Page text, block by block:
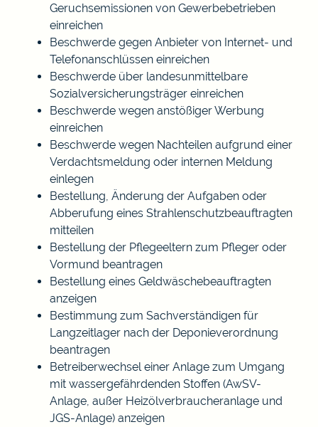
Geruchsemissionen von Gewerbebetrieben
einreichen
Beschwerde gegen Anbieter von Internet- und
Telefonanschlüssen einreichen
Beschwerde über landesunmittelbare
Sozialversicherungsträger einreichen
Beschwerde wegen anstößiger Werbung
einreichen
Beschwerde wegen Nachteilen aufgrund einer
Verdachtsmeldung oder internen Meldung
einlegen
Bestellung, Änderung der Aufgaben oder
Abberufung eines Strahlenschutzbeauftragten
mitteilen
Bestellung der Pflegeeltern zum Pfleger oder
Vormund beantragen
Bestellung eines Geldwäschebeauftragten
anzeigen
Bestimmung zum Sachverständigen für
Langzeitlager nach der Deponieverordnung
beantragen
Betreiberwechsel einer Anlage zum Umgang
mit wassergefährdenden Stoffen (AwSV-
Anlage, außer Heizölverbraucheranlage und
JGS-Anlage) anzeigen